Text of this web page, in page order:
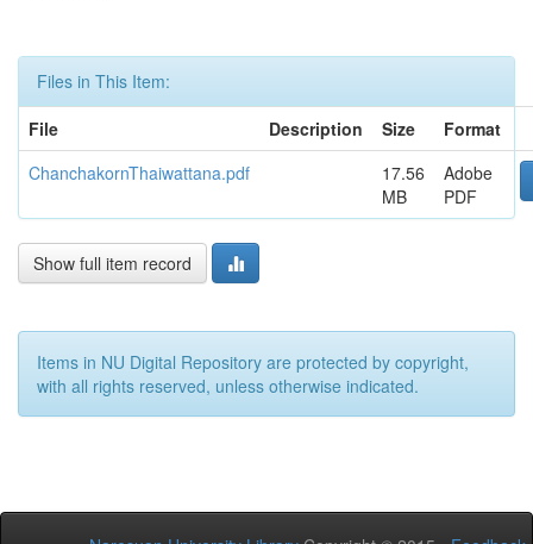
Files in This Item:
File
Description Size
Format
ChanchakornThaiwattana.pdf
17.56
MB
Adobe
PDF
Show full item record
Items in NU Digital Repository are protected by copyright,
with all rights reserved, unless otherwise indicated.